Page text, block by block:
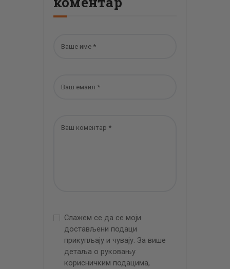
Слажем се да се моји
достављени подаци
прикупљају и чувају. За више
детаља о руковању
корисничким подацима,